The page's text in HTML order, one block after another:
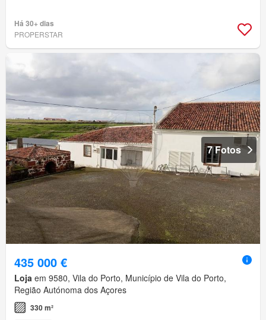
Há 30+ dias
PROPERSTAR
7 Fotos
435 000 €
Loja em 9580, Vila do Porto, Município de Vila do Porto,
Região Autónoma dos Açores
330 m²